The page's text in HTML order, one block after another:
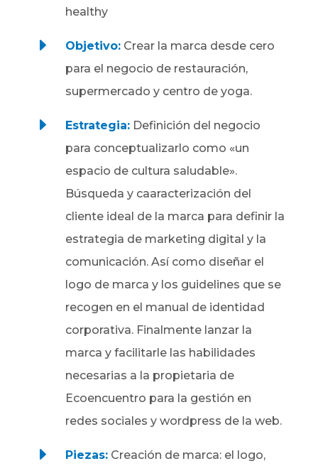
healthy
E Objetivo:Crear la marca desde cero
para el negocio de restauración,
supermercado y centro de yoga.
E Estrategia:Definición del negocio
para conceptualizarlo como «un
espacio de cultura saludable».
Búsqueda y caaracterización del
cliente ideal de la marca para definir la
estrategia de marketing digital y la
comunicación. Así como diseñar el
logo de marca y los guidelines que se
recogen en el manual de identidad
corporativa. Finalmente lanzar la
marca y facilitarle las habilidades
necesarias a la propietaria de
Ecoencuentro para la gestión en
redes sociales y wordpress de la web.
E Piezas:Creación de marca: el logo,